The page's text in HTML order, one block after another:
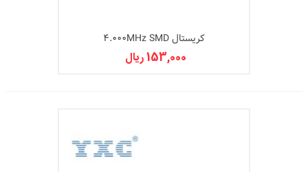
کریستال 4.000MHz SMD
153,000 ریال